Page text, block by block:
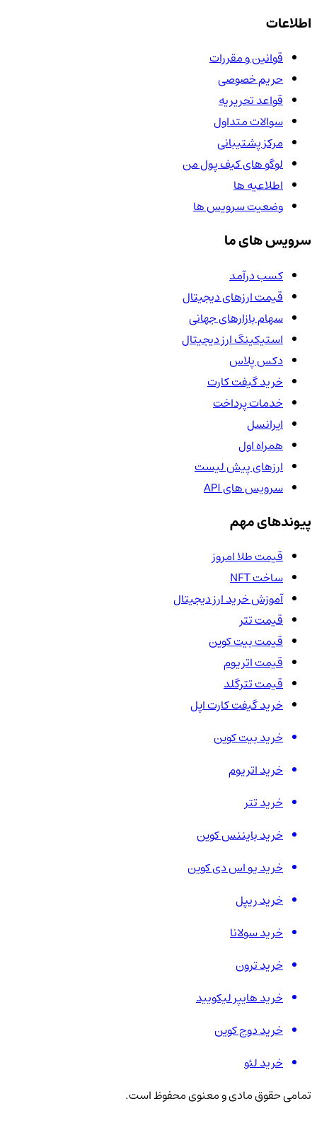
اطلاعات
قوانین و مقررات
حریم خصوصی
قواعد تحریریه
سوالات متداول
مرکز پشتیبانی
لوگو های کیف پول من
اطلاعیه ها
وضعیت سرویس ها
سرویس های ما
کسب درآمد
قیمت ارزهای دیجیتال
سهام بازارهای جهانی
استیکینگ ارز دیجیتال
دکس پلاس
خرید گیفت کارت
خدمات پرداخت
ایرانسل
همراه اول
ارزهای پیش لیست
سرویس های API
پیوندهای مهم
قیمت طلا امروز
ساخت NFT
آموزش خرید ارز دیجیتال
قیمت تتر
قیمت بیت کوین
قیمت اتریوم
قیمت تترگلد
خرید گیفت کارت اپل
خرید بیت کوین
خرید اتریوم
خرید تتر
خرید بایننس کوین
خرید یو اس دی کوین
خرید ریپل
خرید سولانا
خرید ترون
خرید هایپر لیکویید
خرید دوج کوین
خرید لئو
تمامی حقوق مادی و معنوی محفوظ است.